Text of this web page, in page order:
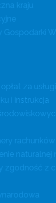
kraju
Gospodarki
za
i instrukcja
naturalnej
zgodność z